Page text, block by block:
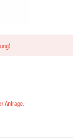
Anfrage.